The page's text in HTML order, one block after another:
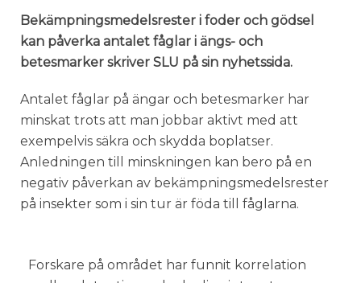
Bekämpningsmedelsrester i foder och gödsel
kan påverka antalet fåglar i ängs- och
betesmarker skriver SLU på sin nyhetssida.
Antalet fåglar på ängar och betesmarker har
minskat trots att man jobbar aktivt med att
exempelvis säkra och skydda boplatser.
Anledningen till minskningen kan bero på en
negativ påverkan av bekämpningsmedelsrester
på insekter som i sin tur är föda till fåglarna.
Forskare på området har funnit korrelation